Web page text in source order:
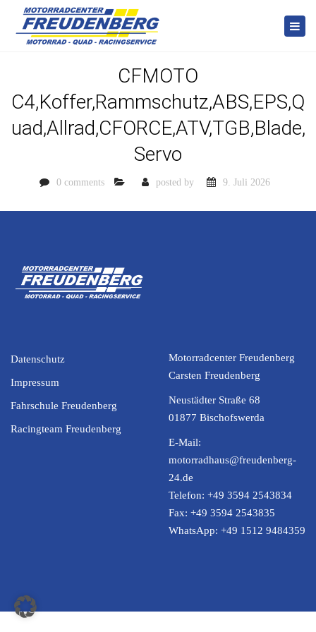
CFMOTO
C4,Koffer,Rammschutz,ABS,EPS,Q
uad,Allrad,CFORCE,ATV,TGB,Blade,
Servo
0 comments posted by 9. Juli 2026
Datenschutz
Impressum
Fahrschule Freudenberg
Racingteam Freudenberg
Motorradcenter Freudenberg
Carsten Freudenberg
Neustädter Straße 68
01877 Bischofswerda
E-Mail:
motorradhaus@freudenberg-
24.de
Telefon: +49 3594 2543834
Fax: +49 3594 2543835
WhatsApp: +49 1512 9484359